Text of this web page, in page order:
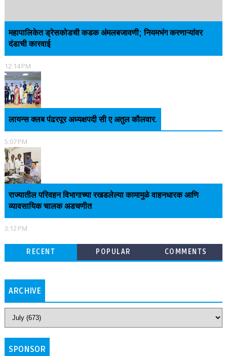
महापालिकेत ड्रेसकोडची कडक अंमलबजावणी; नियमभंग करणाऱ्यांवर
दंडाची कारवाई
12:14 PM
लायन्स क्लब पंढरपूर अध्यक्षपदी सी ए अतुल कौलवार.
5:07 PM
राज्यातील परिवहन विभागाच्या रखडलेल्या कामामुळे वाहनधारक आणि
व्यावसायिक चालक अडचणीत
3:12 PM
RECENT POPULAR COMMENTS
ARCHIVE
SPONSOR